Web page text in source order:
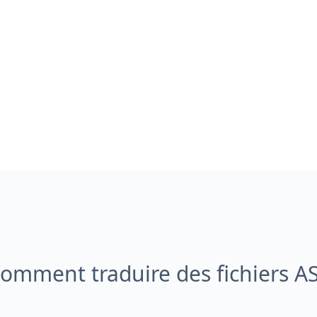
traduire des fichiers